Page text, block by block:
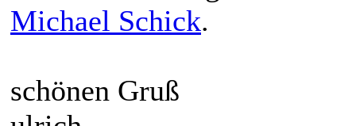
Michael Schick.
schönen Gruß